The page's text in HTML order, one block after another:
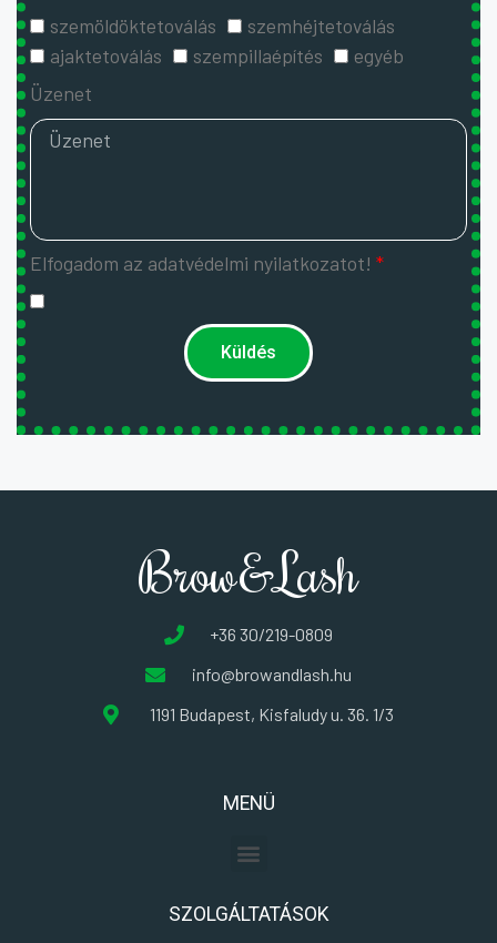
szemöldöktetoválás
szemhéjtetoválás
ajaktetoválás
szempillaépítés
egyéb
Üzenet
Elfogadom az adatvédelmi nyilatkozatot!
Küldés
Brow&Lash
+36 30/219-0809
info@browandlash.hu
1191 Budapest, Kisfaludy u. 36. 1/3
MENÜ
SZOLGÁLTATÁSOK